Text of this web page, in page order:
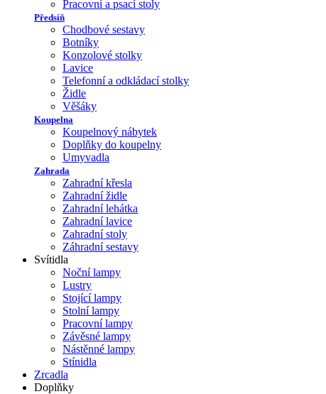
Pracovní a psací stoly
Předsíň
Chodbové sestavy
Botníky
Konzolové stolky
Lavice
Telefonní a odkládací stolky
Židle
Věšáky
Koupelna
Koupelnový nábytek
Doplňky do koupelny
Umyvadla
Zahrada
Zahradní křesla
Zahradní židle
Zahradní lehátka
Zahradní lavice
Zahradní stoly
Záhradní sestavy
Svítidla
Noční lampy
Lustry
Stojící lampy
Stolní lampy
Pracovní lampy
Závěsné lampy
Nástěnné lampy
Stínidla
Zrcadla
Doplňky